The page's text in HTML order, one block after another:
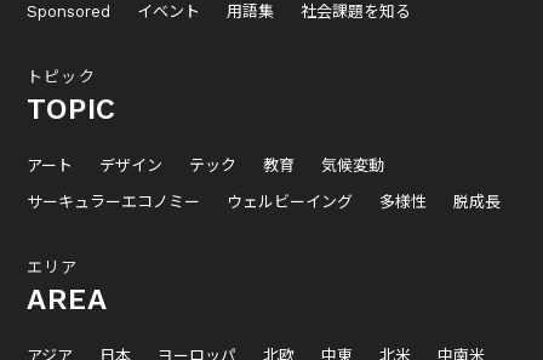
Sponsored
イベント 用語集 社会課題を知る
トピック
TOPIC
アート デザイン テック 教育
気候変動
サーキュラーエコノミー
ウェルビーイング 多様性 脱成長
エリア
AREA
アジア 日本 ヨーロッパ 北欧 中東 北米 中南米